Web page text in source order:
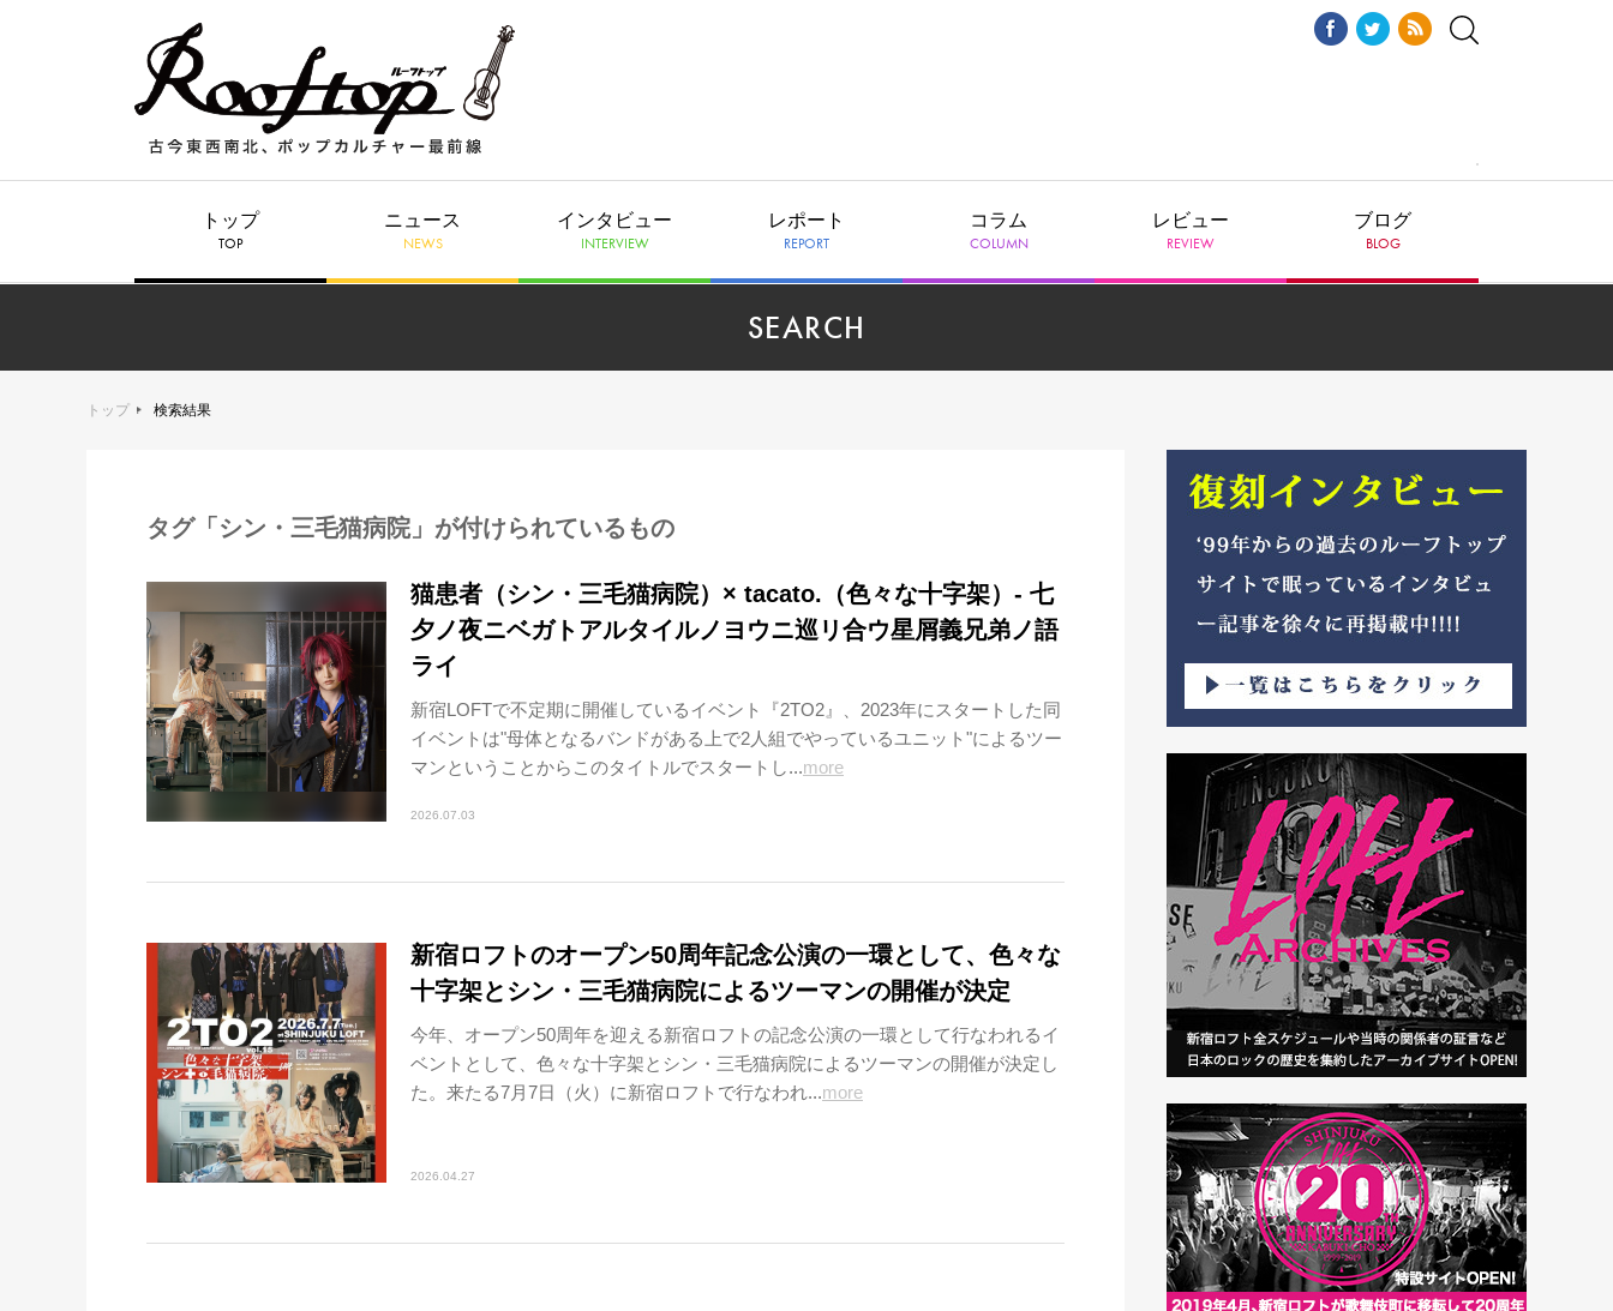
トップ
TOP
ニュース
NEWS
インタビュー
INTERVIEW
レポート
REPORT
コラム
COLUMN
レビュー
REVIEW
ブログ
BLOG
SEARCH
トップ 検索結果
タグ「シン・三毛猫病院」が付けられているもの
猫患者（シン・三毛猫病院）× tacato.（色々な十字架）- 七
夕ノ夜ニベガトアルタイルノヨウニ巡リ合ウ星屑義兄弟ノ語
ライ
新宿LOFTで不定期に開催しているイベント『2TO2』、2023年にスタートした同
イベントは"母体となるバンドがある上で2人組でやっているユニット"によるツー
マンということからこのタイトルでスタートし...more
2026.07.03
新宿ロフトのオープン50周年記念公演の一環として、色々な
十字架とシン・三毛猫病院によるツーマンの開催が決定
今年、オープン50周年を迎える新宿ロフトの記念公演の一環として行なわれるイ
ベントとして、色々な十字架とシン・三毛猫病院によるツーマンの開催が決定し
た。来たる7月7日（火）に新宿ロフトで行なわれ...more
2026.04.27